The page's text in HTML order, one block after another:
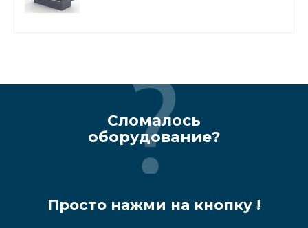
Сломалось
оборудование?
Просто нажми на кнопку !